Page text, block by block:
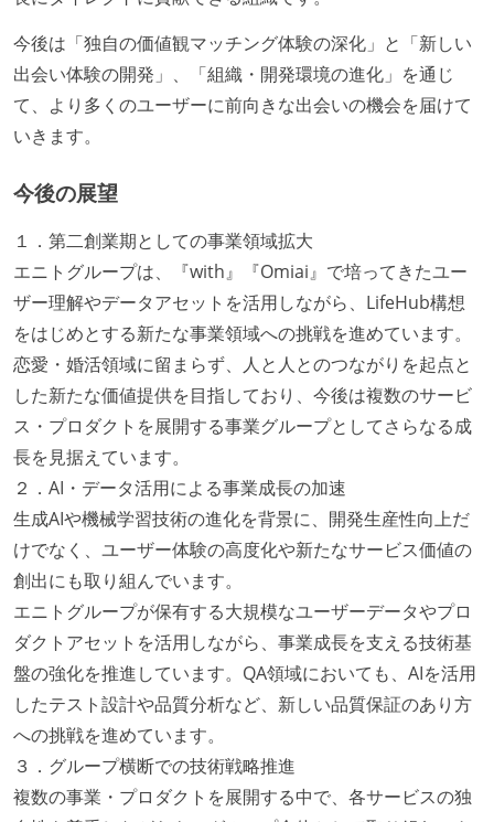
今後は「独自の価値観マッチング体験の深化」と「新しい
出会い体験の開発」、「組織・開発環境の進化」を通じ
て、より多くのユーザーに前向きな出会いの機会を届けて
いきます。
今後の展望
１．第二創業期としての事業領域拡大
エニトグループは、『with』『Omiai』で培ってきたユー
ザー理解やデータアセットを活用しながら、LifeHub構想
をはじめとする新たな事業領域への挑戦を進めています。
恋愛・婚活領域に留まらず、人と人とのつながりを起点と
した新たな価値提供を目指しており、今後は複数のサービ
ス・プロダクトを展開する事業グループとしてさらなる成
長を見据えています。
２．AI・データ活用による事業成長の加速
生成AIや機械学習技術の進化を背景に、開発生産性向上だ
けでなく、ユーザー体験の高度化や新たなサービス価値の
創出にも取り組んでいます。
エニトグループが保有する大規模なユーザーデータやプロ
ダクトアセットを活用しながら、事業成長を支える技術基
盤の強化を推進しています。QA領域においても、AIを活用
したテスト設計や品質分析など、新しい品質保証のあり方
への挑戦を進めています。
３．グループ横断での技術戦略推進
複数の事業・プロダクトを展開する中で、各サービスの独